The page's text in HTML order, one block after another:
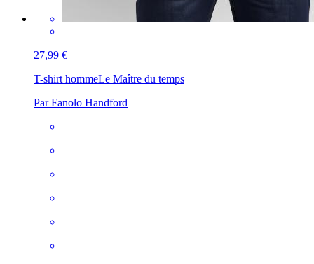
27,99 €
T-shirt hommeLe Maître du temps
Par Fanolo Handford